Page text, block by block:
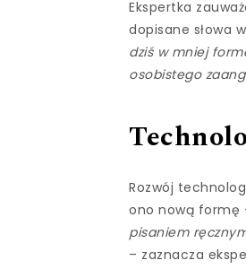
Ekspertka
dopisane słowa
dziś w mniej
osobistego
Rozwój
ono nową formę
pisaniem
– zaznacza